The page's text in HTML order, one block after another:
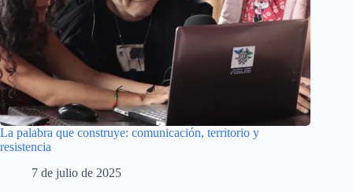
La palabra que construye: comunicación, territorio y
resistencia
7 de julio de 2025